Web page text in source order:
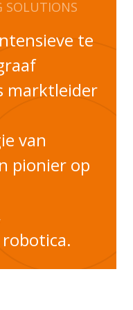
SOLUTIONS
te
marktleider
van
pionier op